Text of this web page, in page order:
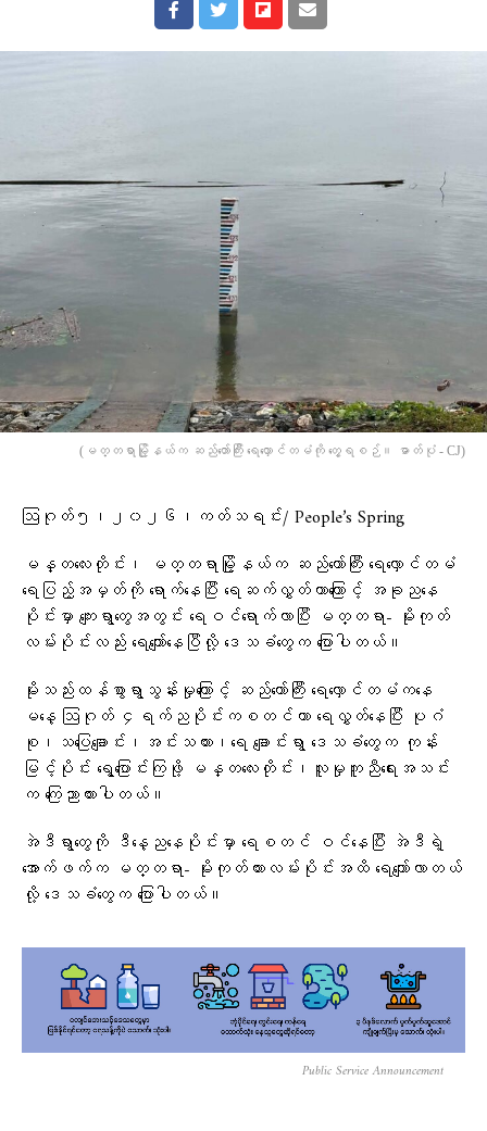
(မတ္တရာမြို့နယ်က ဆည်တော်ကြီး ရေလှောင်တမံကို တွေ့ရစဉ်။ ဓာတ်ပုံ - CJ)
ဩဂုတ်၅၊၂၀၂၆၊ကတ်သရင်း/ People’s Spring
မန္တလေးတိုင်း၊ မတ္တရာမြို့နယ်က ဆည်တော်ကြီး ရေလှောင်တမံ
ရေပြည့်အမှတ်ကို ရောက်နေပြီး ရေဆက်လွှတ်တာကြောင့် အခု‌‌ညနေ
ပိုင်းမှာ ကျေးရွာတွေအတွင်း ရေဝင်‌ရောက်လာပြီး မတ္တရာ- မိုးကုတ်
လမ်းပိုင်းလည်း ရေကျော်နေပြီလို့ ဒေသခံတွေက ပြောပါတယ်။
မိုးသည်းထန်စွာရွာသွန်းမှုကြောင့် ဆည်တော်ကြီး ရေလှောင်တမံကနေ
မနေ့ ဩဂုတ် ၄ရက်ညပိုင်းကစတင်ကာ ရေလွှတ်နေပြီး ပုဂံ
စု၊သပြေချောင်း၊အင်းသကား၊ရေ‌ ချောင်းရွာ ဒေသခံတွေက ‌‌‌‌‌‌‌‌‌‌‌‌‌‌‌‌‌‌‌‌‌‌‌‌‌ကုန်း
မြင့်ပိုင်း ရွေ့ပြောင်းကြဖို့ မန္တလေးတိုင်း၊လူမှုကူညီရေးအသင်း
က ကြေညာထားပါတယ်။
အဲဒီရွာတွေကို ဒီနေ့ညနေပိုင်းမှာ ရေစတင် ဝင်နေပြီး အဲဒီ‌‌ရဲ့
အောက်ဖက်က မတ္တရာ- မိုးကုတ်ကားလမ်းပိုင်းအထိ ရေကျော်လာတယ်
လို့ ဒေသခံတွေက ပြောပါတယ်။
Public Service Announcement